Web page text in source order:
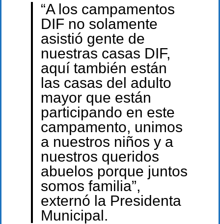
“A los campamentos
DIF no solamente
asistió gente de
nuestras casas DIF,
aquí también están
las casas del adulto
mayor que están
participando en este
campamento, unimos
a nuestros niños y a
nuestros queridos
abuelos porque juntos
somos familia”,
externó la Presidenta
Municipal.